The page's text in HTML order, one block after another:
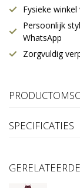
Fysieke
Persoonlijk
WhatsApp
Zorgvuldig
SPECIFICATIES